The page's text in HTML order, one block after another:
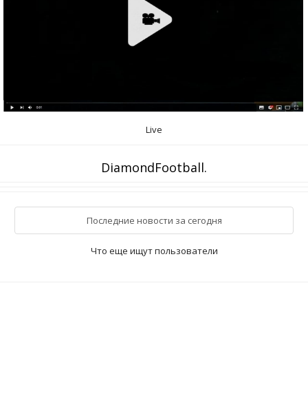
Live
DiamondFootball.
Последние новости за сегодня
Что еще ищут пользователи